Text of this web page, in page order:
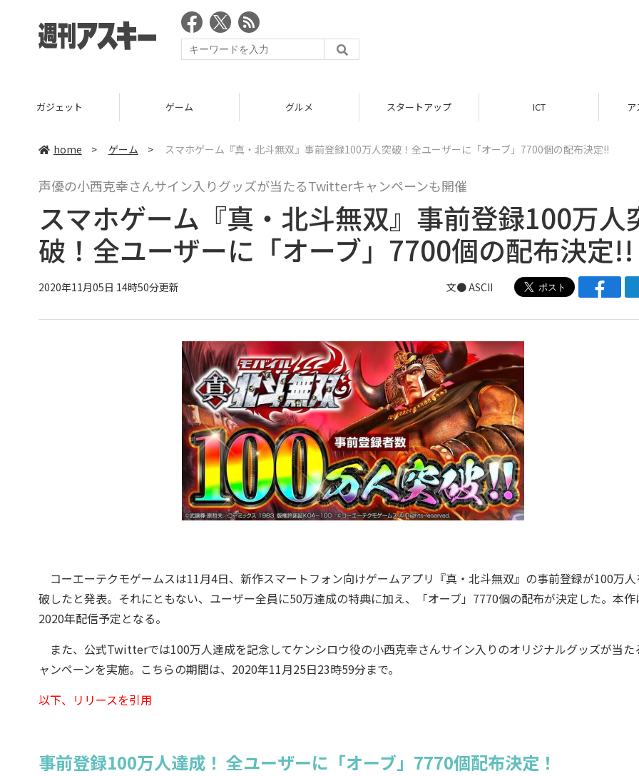
ガジェット ゲーム グルメ スタートアップ ICT ア
home > ゲーム > スマホゲーム『真・北斗無双』事前登録100万人突破！全ユーザーに「オーブ」7700個の配布決定!!
声優の小西克幸さんサイン入りグッズが当たるTwitterキャンペーンも開催
スマホゲーム『真・北斗無双』事前登録100万人
破！全ユーザーに「オーブ」7700個の配布決定!!
2020年11月05日 14時50分更新 文● ASCII
コーエーテクモゲームスは11月4日、新作スマートフォン向けゲームアプリ『真・北斗無双』の事前登録が100万
破したと発表。それにともない、ユーザー全員に50万達成の特典に加え、「オーブ」7770個の配布が決定した。本作
2020年配信予定となる。
また、公式Twitterでは100万人達成を記念してケンシロウ役の小西克幸さんサイン入りのオリジナルグッズが当た
ャンペーンを実施。こちらの期間は、2020年11月25日23時59分まで。
以下、リリースを引用
事前登録100万人達成！ 全ユーザーに「オーブ」7770個配布決定！